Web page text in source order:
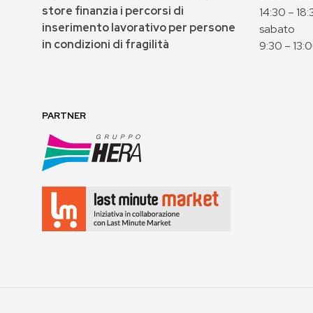
store finanzia i percorsi di
inserimento lavorativo per persone
in condizioni di fragilità
14:30 –
sabato
9:30 –
PARTNER